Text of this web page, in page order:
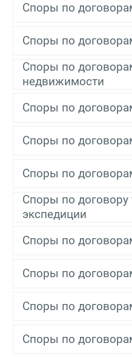
Споры по
Споры по
Споры по
недвижимости
Споры по
Споры по
Споры по
Споры по договору
экспедиции
Споры по
Споры по
Споры по
Споры по